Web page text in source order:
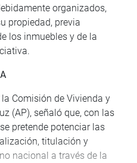
organizados,
propiedad, previa
los inmuebles y de la
Comisión de Vivienda y
(AP), señaló que, con las
pretende potenciar las
titulación y
nacional a través de la